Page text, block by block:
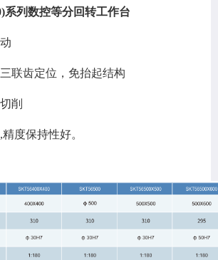
系列数控等分回转工作台
联齿定位，免抬起结构
削
度保持性好。